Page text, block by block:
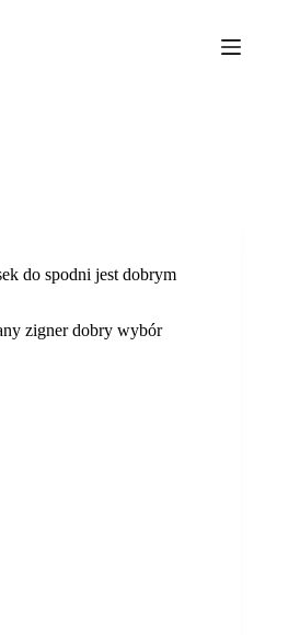
do spodni jest dobrym